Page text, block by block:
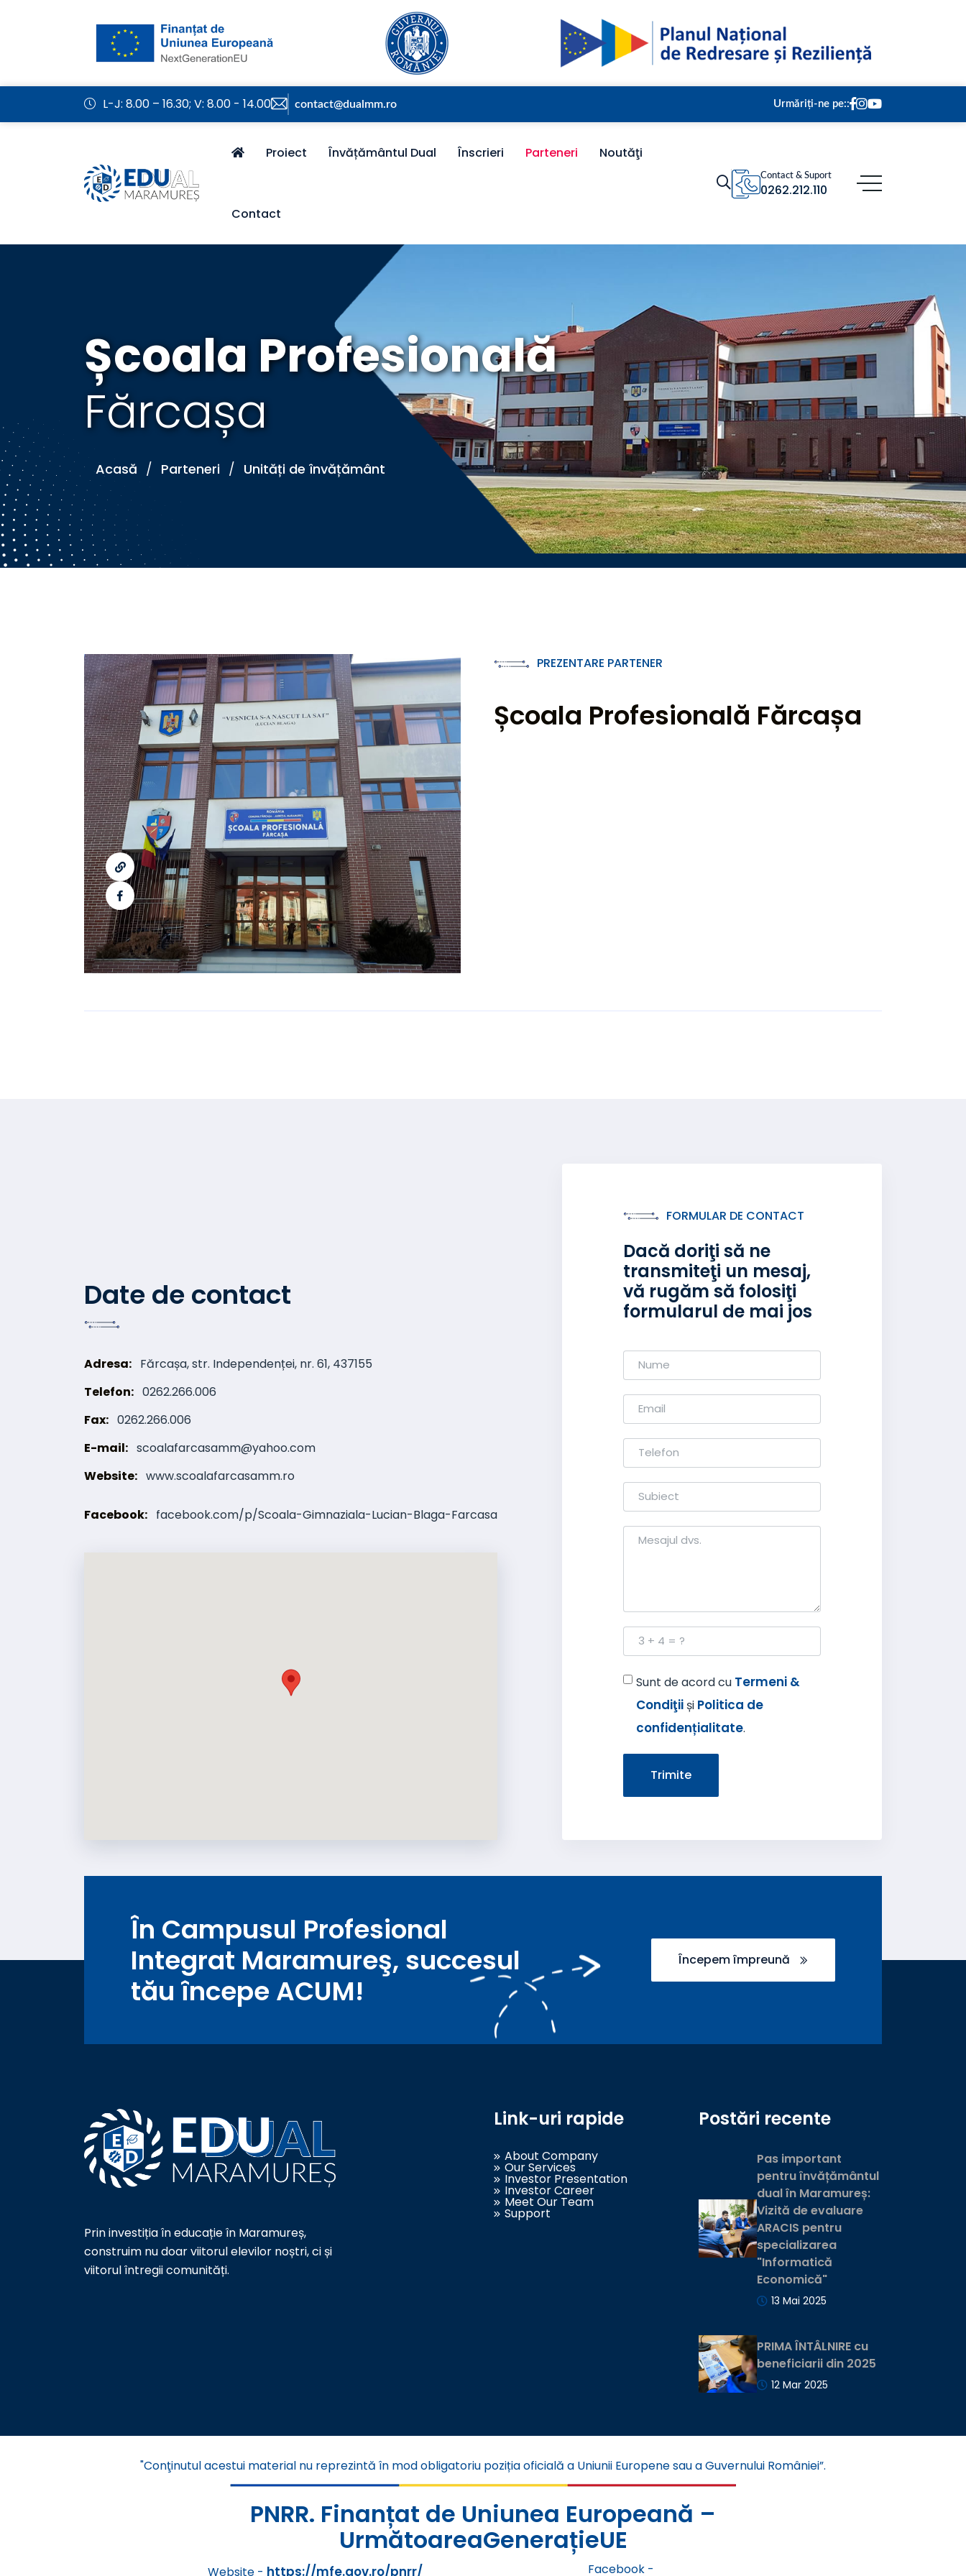
L-J: 8.00 – 16.30; V: 8.00 - 14.00 contact@dualmm.ro Urmăriți-ne pe::
Proiect Învățământul Dual Înscrieri Parteneri Noutăţi
Contact
Contact & Suport
0262.212.110
Școala Profesională
Fărcașa
Acasă Parteneri Unități de învățământ
PREZENTARE PARTENER
Școala Profesională Fărcașa
Date de contact
Adresa: Fărcașa, str. Independenței, nr. 61, 437155
Telefon: 0262.266.006
Fax: 0262.266.006
E-mail: scoalafarcasamm@yahoo.com
Website: www.scoalafarcasamm.ro
Facebook: facebook.com/p/Scoala-Gimnaziala-Lucian-Blaga-Farcasa
FORMULAR DE CONTACT
Dacă doriţi să ne
transmiteţi un mesaj,
vă rugăm să folosiţi
formularul de mai jos
Sunt de acord cu Termeni &
Condiţiiși Politica de
confidențialitate.
Trimite
În Campusul Profesional
Integrat Maramureş, succesul
tău începe ACUM!
Începem împreună
Prin investiția în educație în Maramureș,
construim nu doar viitorul elevilor noștri, ci și
viitorul întregii comunități.
Link-uri rapide
About Company
Our Services
Investor Presentation
Investor Career
Meet Our Team
Support
Postări recente
13 Mai 2025
Pas important
pentru învățământul
dual în Maramureș:
Vizită de evaluare
ARACIS pentru
specializarea
"Informatică
Economică"
12 Mar 2025
PRIMA ÎNTÂLNIRE cu
beneficiarii din 2025
"Conţinutul acestui material nu reprezintă în mod obligatoriu poziția oficială a Uniunii Europene sau a Guvernului României”.
PNRR. Finanțat de Uniunea Europeană –
UrmătoareaGenerațieUE
Website - https://mfe.gov.ro/pnrr/ Facebook -